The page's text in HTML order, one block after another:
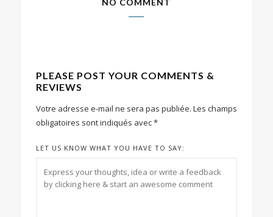
NO COMMENT
PLEASE POST YOUR COMMENTS &
REVIEWS
Votre adresse e-mail ne sera pas publiée. Les champs
obligatoires sont indiqués avec*
LET US KNOW WHAT YOU HAVE TO SAY: